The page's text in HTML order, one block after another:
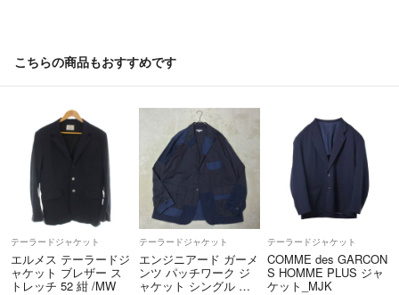
⑤m(._.)m⑤
こちらの商品もおすすめです
テーラードジャケット
エルメス テーラードジ
ャケット ブレザー ス
トレッチ 52 紺 /MW
テーラードジャケット
エンジニアード ガーメ
ンツ パッチワーク ジ
ャケット シングル ア
テーラードジャケット
COMME des GARCON
S HOMME PLUS ジャ
ケット_MJK